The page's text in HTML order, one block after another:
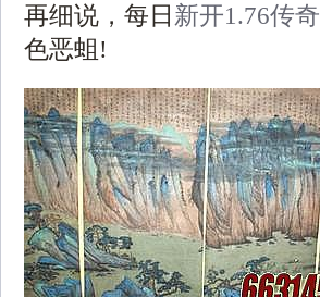
再细说，每日新开1.76传奇
色恶蛆!